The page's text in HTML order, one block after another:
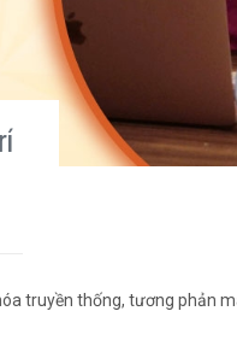
truyền thống, tương phản